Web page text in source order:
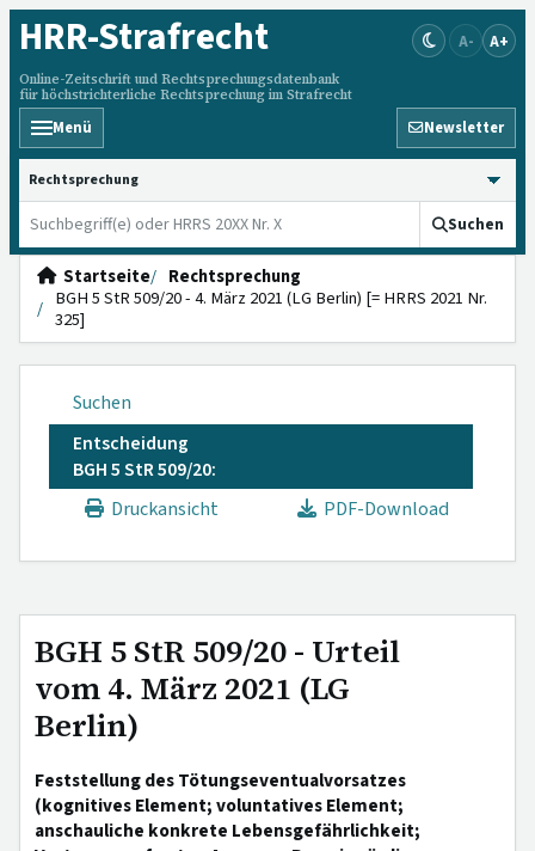
HRR-Strafrecht
Online-Zeitschrift und Rechtsprechungsdatenbank
für höchstrichterliche Rechtsprechung im Strafrecht
A- A+
Menü Newsletter
HRRS durchsuchen
Suchen
Startseite
Rechtsprechung
BGH 5 StR 509/20 - 4. März 2021 (LG Berlin) [= HRRS 2021 Nr.
325]
Suchen
Entscheidung
BGH 5 StR 509/20:
Druckansicht
PDF-Download
BGH 5 StR 509/20 - Urteil
vom 4. März 2021 (LG
Berlin)
Feststellung des Tötungseventualvorsatzes
(kognitives Element; voluntatives Element;
anschauliche konkrete Lebensgefährlichkeit;